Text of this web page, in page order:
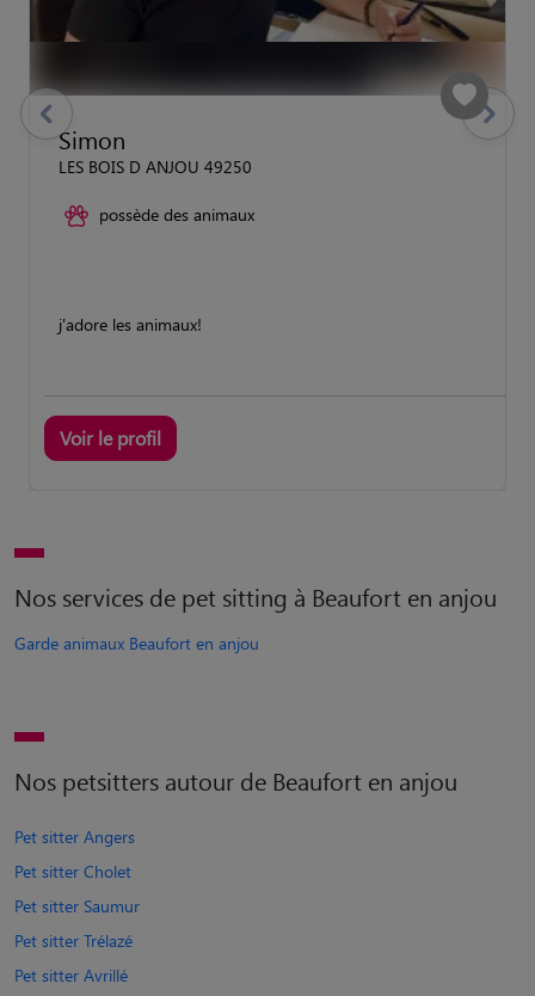
Simon
LES BOIS D ANJOU 49250
possède des animaux
j'adore les animaux!
Voir le profil
previous Suivant
Nos services de pet sitting à Beaufort en anjou
Garde animaux Beaufort en anjou
Nos petsitters autour de Beaufort en anjou
Pet sitter Angers
Pet sitter Cholet
Pet sitter Saumur
Pet sitter Trélazé
Pet sitter Avrillé